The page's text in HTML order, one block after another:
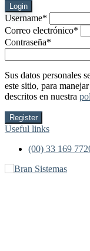
Login
Username*
Correo electrónico*
Contraseña*
Sus datos personales
este sitio, para
descritos en nuestra
Register
Useful links
(00) 33 169